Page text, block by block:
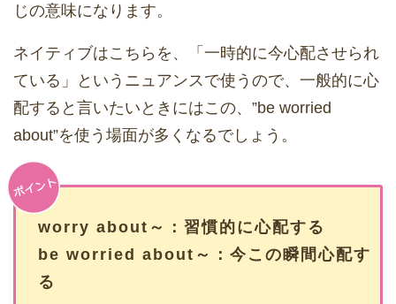
じの意味になります。
ネイティブはこちらを、「一時的に今心配させられ
ている」というニュアンスで使うので、一般的に心
配すると言いたいときにはこの、”be worried
about”を使う場面が多くなるでしょう。
worry about～：習慣的に心配する
be worried about～：今この瞬間心配す
る